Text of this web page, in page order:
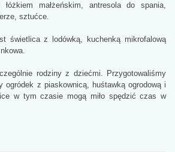
małżeńskim, antresola do spania,
sztućce.
świetlica z lodówką, kuchenką mikrofalową
rodziny z dziećmi. Przygotowaliśmy
ogródek z piaskownicą, huśtawką ogrodową i
w tym czasie mogą miło spędzić czas w